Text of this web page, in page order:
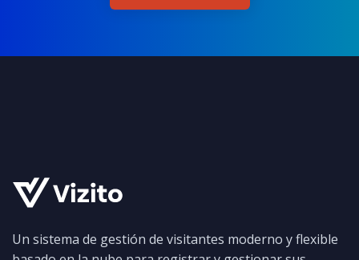
Un sistema de gestión de visitantes moderno y flexible